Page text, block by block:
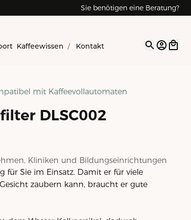
Sie benötigen eine Beratung?
Kaffeewissen / Kontakt Open
mit Kaffeevollautomaten
DLSC002
Kliniken und Bildungseinrichtungen
für Sie im Einsatz. Damit er für viele
zaubern kann, braucht er gute